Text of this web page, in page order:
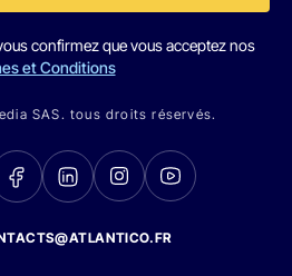
confirmez que vous acceptez nos
et Conditions
SAS. tous droits réservés.